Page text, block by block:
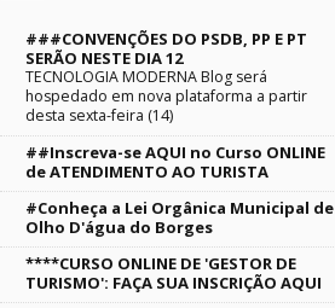
###CONVENÇÕES DO PSDB, PP E PT
SERÃO NESTE DIA 12
TECNOLOGIA MODERNA Blog será
hospedado em nova plataforma a partir
desta sexta-feira (14)
##Inscreva-se AQUI no Curso ONLINE
de ATENDIMENTO AO TURISTA
#Conheça a Lei Orgânica Municipal de
Olho D'água do Borges
****CURSO ONLINE DE 'GESTOR DE
TURISMO': FAÇA SUA INSCRIÇÃO AQUI